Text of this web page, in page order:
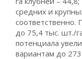
средних и
соответственно.
до 75,4 тыс. шт./
потенциала
вариантам до